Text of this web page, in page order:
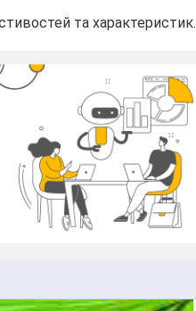
та характеристик.